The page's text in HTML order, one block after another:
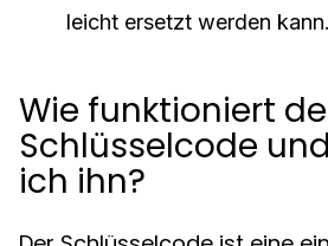
leicht ersetzt werden kann.
Wie funktioniert
Schlüsselcode
ich ihn?